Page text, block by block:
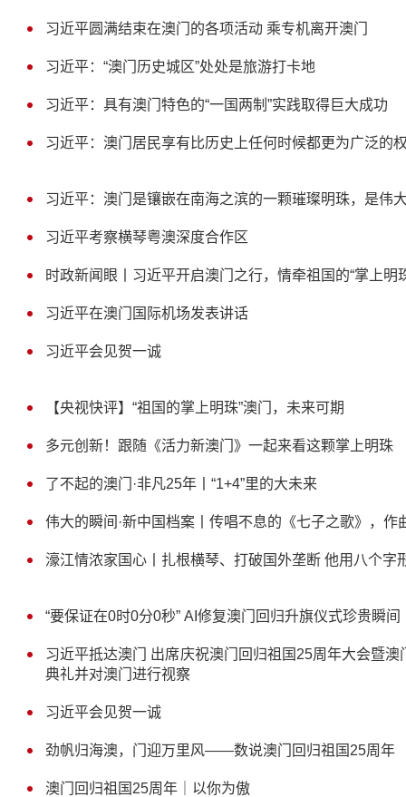
习近平圆满结束在澳门的各项活动 乘专机离开澳门
习近平：“澳门历史城区”处处是旅游打卡地
习近平：具有澳门特色的“一国两制”实践取得巨大成功
习近平：澳门居民享有比历史上任何时候都更为广泛的
习近平：澳门是镶嵌在南海之滨的一颗璀璨明珠，是伟
习近平考察横琴粤澳深度合作区
时政新闻眼丨习近平开启澳门之行，情牵祖国的“掌上明
习近平在澳门国际机场发表讲话
习近平会见贺一诚
【央视快评】“祖国的掌上明珠”澳门，未来可期
多元创新！跟随《活力新澳门》一起来看这颗掌上明珠
了不起的澳门·非凡25年丨“1+4”里的大未来
伟大的瞬间·新中国档案丨传唱不息的《七子之歌》，作
濠江情浓家国心丨扎根横琴、打破国外垄断 他用八个字
“要保证在0时0分0秒” AI修复澳门回归升旗仪式珍贵瞬间
习近平抵达澳门 出席庆祝澳门回归祖国25周年大会暨
典礼并对澳门进行视察
习近平会见贺一诚
劲帆归海澳，门迎万里风——数说澳门回归祖国25周年
澳门回归祖国25周年｜以你为傲